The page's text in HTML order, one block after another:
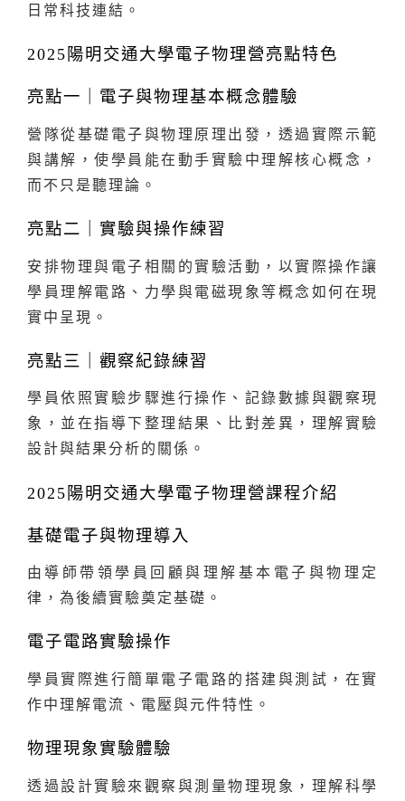
日常科技連結。
2025陽明交通大學電子物理營亮點特色
亮點一｜電子與物理基本概念體驗
營隊從基礎電子與物理原理出發，透過實際示範
與講解，使學員能在動手實驗中理解核心概念，
而不只是聽理論。
亮點二｜實驗與操作練習
安排物理與電子相關的實驗活動，以實際操作讓
學員理解電路、力學與電磁現象等概念如何在現
實中呈現。
亮點三｜觀察紀錄練習
學員依照實驗步驟進行操作、記錄數據與觀察現
象，並在指導下整理結果、比對差異，理解實驗
設計與結果分析的關係。
2025陽明交通大學電子物理營課程介紹
基礎電子與物理導入
由導師帶領學員回顧與理解基本電子與物理定
律，為後續實驗奠定基礎。
電子電路實驗操作
學員實際進行簡單電子電路的搭建與測試，在實
作中理解電流、電壓與元件特性。
物理現象實驗體驗
透過設計實驗來觀察與測量物理現象，理解科學